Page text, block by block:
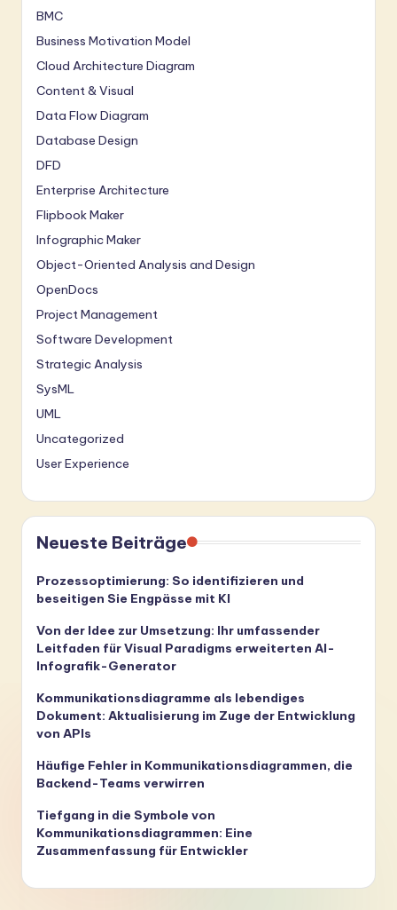
BMC
Business Motivation Model
Cloud Architecture Diagram
Content & Visual
Data Flow Diagram
Database Design
DFD
Enterprise Architecture
Flipbook Maker
Infographic Maker
Object-Oriented Analysis and Design
OpenDocs
Project Management
Software Development
Strategic Analysis
SysML
UML
Uncategorized
User Experience
Neueste Beiträge
Prozessoptimierung: So identifizieren und
beseitigen Sie Engpässe mit KI
Von der Idee zur Umsetzung: Ihr umfassender
Leitfaden für Visual Paradigms erweiterten AI-
Infografik-Generator
Kommunikationsdiagramme als lebendiges
Dokument: Aktualisierung im Zuge der Entwicklung
von APIs
Häufige Fehler in Kommunikationsdiagrammen, die
Backend-Teams verwirren
Tiefgang in die Symbole von
Kommunikationsdiagrammen: Eine
Zusammenfassung für Entwickler